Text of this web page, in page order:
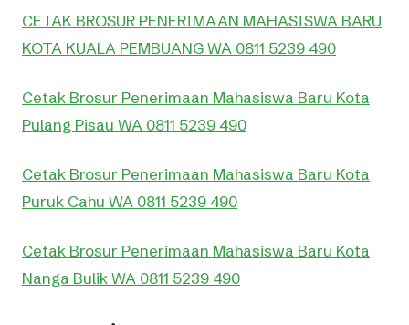
CETAK BROSUR PENERIMAAN MAHASISWA BARU
KOTA KUALA PEMBUANG WA 0811 5239 490
Cetak Brosur Penerimaan Mahasiswa Baru Kota
Pulang Pisau WA 0811 5239 490
Cetak Brosur Penerimaan Mahasiswa Baru Kota
Puruk Cahu WA 0811 5239 490
Cetak Brosur Penerimaan Mahasiswa Baru Kota
Nanga Bulik WA 0811 5239 490